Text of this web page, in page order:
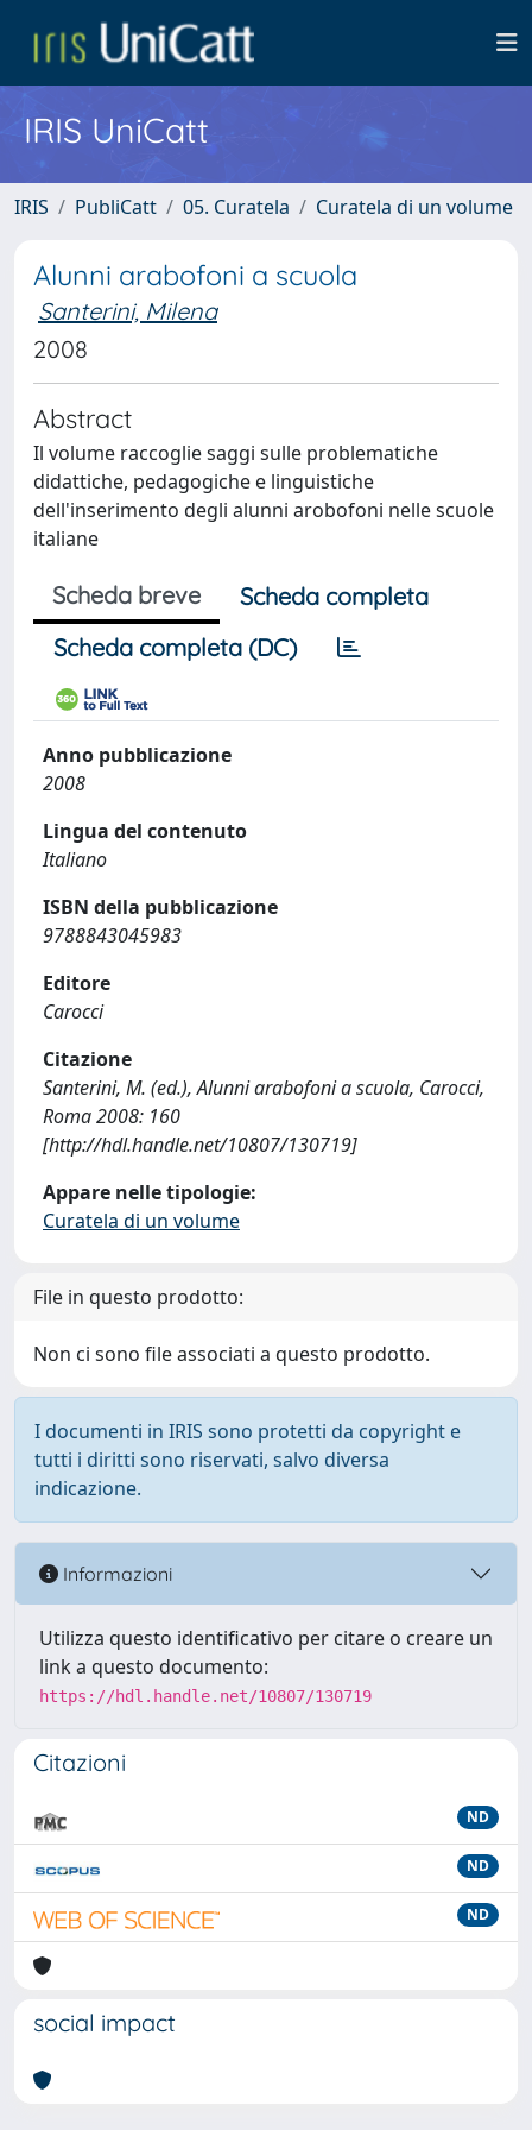
IRIS UniCatt
IRIS PubliCatt 05. Curatela Curatela di un volume
Alunni arabofoni a scuola
Santerini, Milena
2008
Abstract
Il volume raccoglie saggi sulle problematiche
didattiche, pedagogiche e linguistiche
dell'inserimento degli alunni arobofoni nelle scuole
italiane
Scheda breve
Scheda completa
Scheda completa (DC)
Anno pubblicazione
2008
Lingua del contenuto
Italiano
ISBN della pubblicazione
9788843045983
Editore
Carocci
Citazione
Santerini, M. (ed.), Alunni arabofoni a scuola, Carocci,
Roma 2008: 160
[http://hdl.handle.net/10807/130719]
Appare nelle tipologie:
Curatela di un volume
File in questo prodotto:
Non ci sono file associati a questo prodotto.
I documenti in IRIS sono protetti da copyright e
tutti i diritti sono riservati, salvo diversa
indicazione.
Informazioni
Utilizza questo identificativo per citare o creare un
link a questo documento:
https://hdl.handle.net/10807/130719
Citazioni
ND
ND
ND
social impact